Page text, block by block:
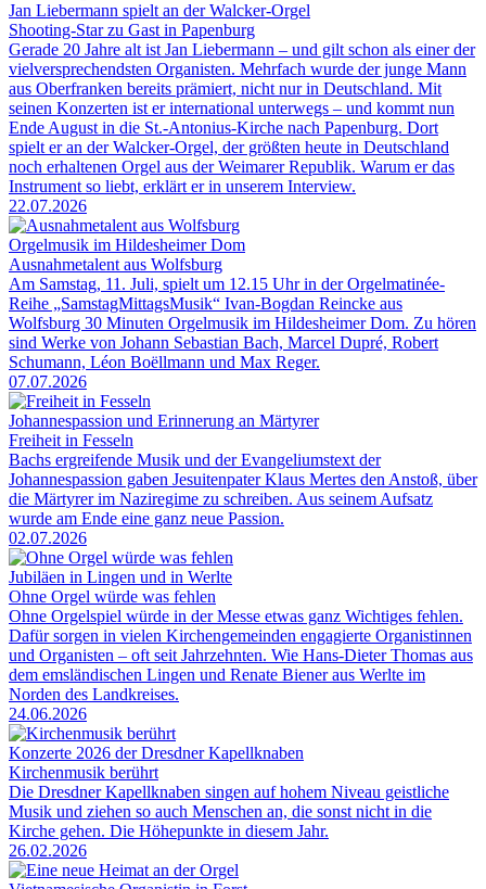
Jan Liebermann spielt an der Walcker-Orgel
Shooting-Star zu Gast in Papenburg
Gerade 20 Jahre alt ist Jan Liebermann – und gilt schon als einer der
vielversprechendsten Organisten. Mehrfach wurde der junge Mann
aus Oberfranken bereits prämiert, nicht nur in Deutschland. Mit
seinen Konzerten ist er international unterwegs – und kommt nun
Ende August in die St.-Antonius-Kirche nach Papenburg. Dort
spielt er an der Walcker-Orgel, der größten heute in Deutschland
noch erhaltenen Orgel aus der Weimarer Republik. Warum er das
Instrument so liebt, erklärt er in unserem Interview.
22.07.2026
Orgelmusik im Hildesheimer Dom
Ausnahmetalent aus Wolfsburg
Am Samstag, 11. Juli, spielt um 12.15 Uhr in der Orgelmatinée-
Reihe „SamstagMittagsMusik“ Ivan-Bogdan Reincke aus
Wolfsburg 30 Minuten Orgelmusik im Hildesheimer Dom. Zu hören
sind Werke von Johann Sebastian Bach, Marcel Dupré, Robert
Schumann, Léon Boëllmann und Max Reger.
07.07.2026
Johannespassion und Erinnerung an Märtyrer
Freiheit in Fesseln
Bachs ergreifende Musik und der Evangeliumstext der
Johannespassion gaben Jesuitenpater Klaus Mertes den Anstoß, über
die Märtyrer im Naziregime zu schreiben. Aus seinem Aufsatz
wurde am Ende eine ganz neue Passion.
02.07.2026
Jubiläen in Lingen und in Werlte
Ohne Orgel würde was fehlen
Ohne Orgelspiel würde in der Messe etwas ganz Wichtiges fehlen.
Dafür sorgen in vielen Kirchengemeinden engagierte Organistinnen
und Organisten – oft seit Jahrzehnten. Wie Hans-Dieter Thomas aus
dem emsländischen Lingen und Renate Biener aus Werlte im
Norden des Landkreises.
24.06.2026
Konzerte 2026 der Dresdner Kapellknaben
Kirchenmusik berührt
Die Dresdner Kapellknaben singen auf hohem Niveau geistliche
Musik und ziehen so auch Menschen an, die sonst nicht in die
Kirche gehen. Die Höhepunkte in diesem Jahr.
26.02.2026